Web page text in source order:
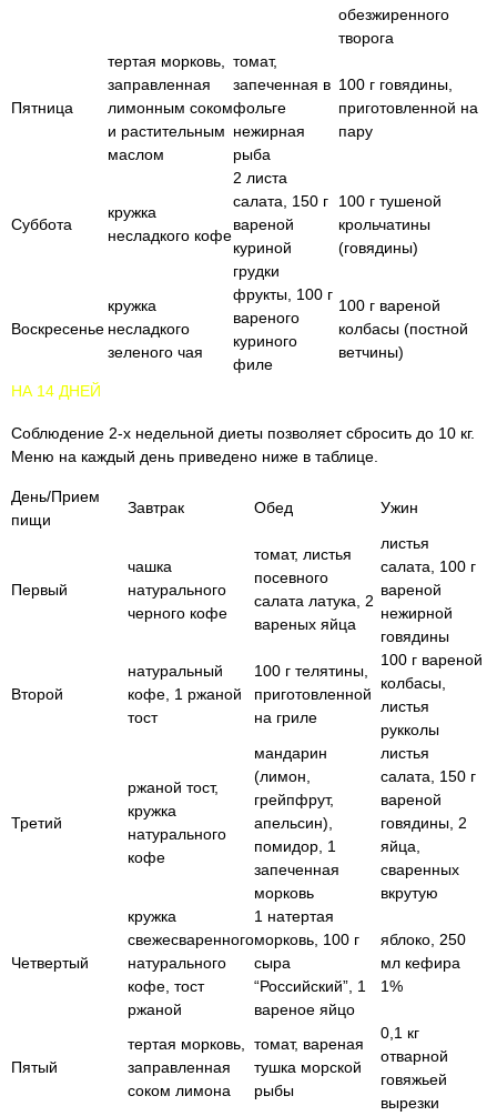
обезжиренного
творога
Пятница
тертая морковь,
заправленная
лимонным соком
и растительным
маслом
томат,
запеченная в
фольге
нежирная
рыба
100 г говядины,
приготовленной на
пару
Суббота
кружка
несладкого кофе
2 листа
салата, 150 г
вареной
куриной
грудки
100 г тушеной
крольчатины
(говядины)
Воскресенье
кружка
несладкого
зеленого чая
фрукты, 100 г
вареного
куриного
филе
100 г вареной
колбасы (постной
ветчины)
НА 14 ДНЕЙ
Соблюдение 2-х недельной диеты позволяет сбросить до 10 кг.
Меню на каждый день приведено ниже в таблице.
День/Прием
пищи
Завтрак Обед Ужин
Первый
чашка
натурального
черного кофе
томат, листья
посевного
салата латука, 2
вареных яйца
листья
салата, 100 г
вареной
нежирной
говядины
Второй
натуральный
кофе, 1 ржаной
тост
100 г телятины,
приготовленной
на гриле
100 г вареной
колбасы,
листья
рукколы
Третий
ржаной тост,
кружка
натурального
кофе
мандарин
(лимон,
грейпфрут,
апельсин),
помидор, 1
запеченная
морковь
листья
салата, 150 г
вареной
говядины, 2
яйца,
сваренных
вкрутую
Четвертый
кружка
свежесваренного
натурального
кофе, тост
ржаной
1 натертая
морковь, 100 г
сыра
“Российский”, 1
вареное яйцо
яблоко, 250
мл кефира
1%
Пятый
тертая морковь,
заправленная
соком лимона
томат, вареная
тушка морской
рыбы
0,1 кг
отварной
говяжьей
вырезки